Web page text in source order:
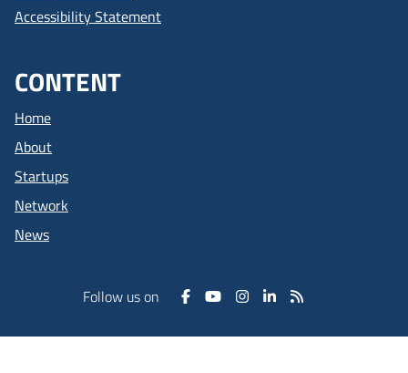
Accessibility Statement
CONTENT
Home
About
Startups
Network
News
Follow us on